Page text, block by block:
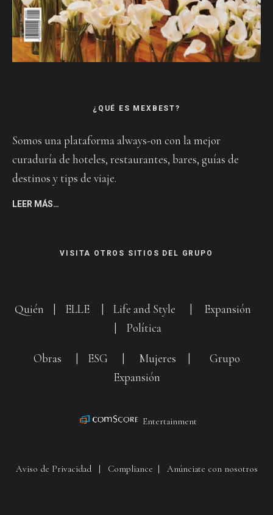
¿QUÉ ES MEXBEST?
Somos una plataforma always-on con la mejor
curaduría de hoteles, restaurantes, bares, guías de
destinos y tips de viaje.
LEER MÁS…
VISITA OTROS SITIOS DEL GRUPO
Quién ELLE Life and Style
Expansión
Política
Obras ESG Mujeres
Grupo
Expansión
Entertainment
Aviso de Privacidad| Compliance Anúnciate con nosotros